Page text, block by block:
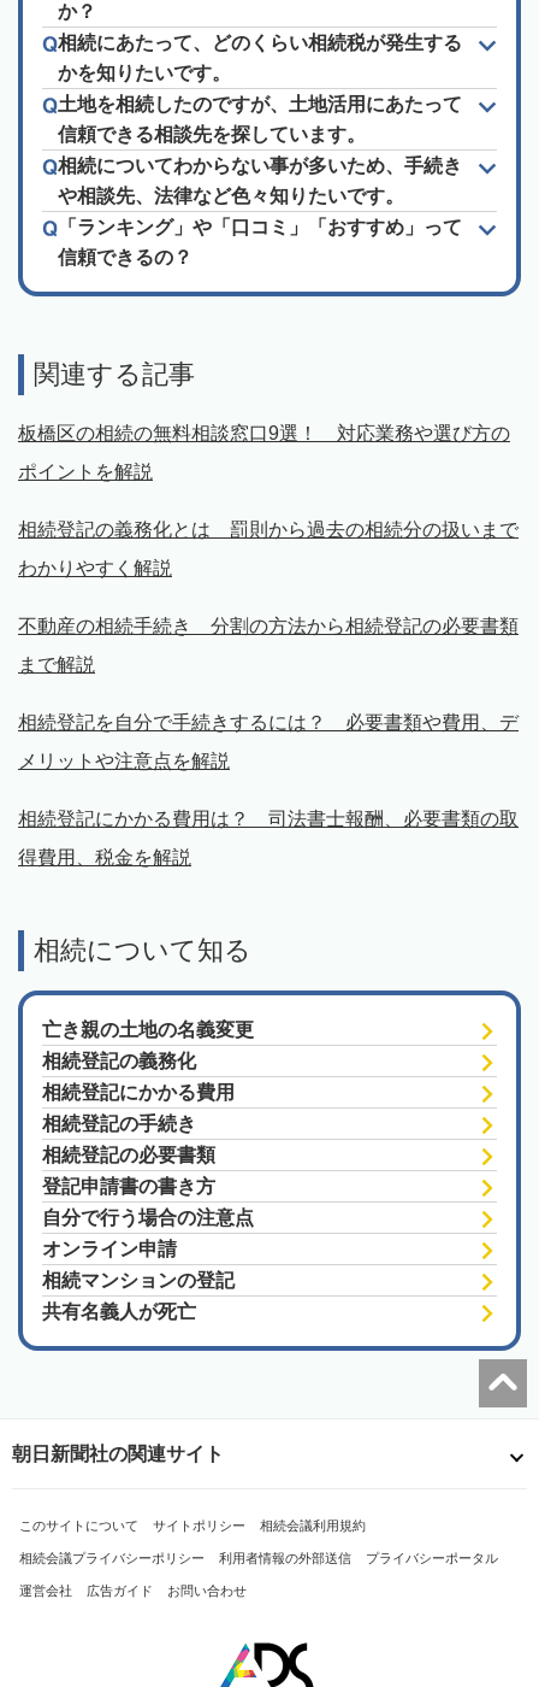
か？
相続にあたって、どのくらい相続税が発生する
かを知りたいです。
土地を相続したのですが、土地活用にあたって
信頼できる相談先を探しています。
相続についてわからない事が多いため、手続き
や相談先、法律など色々知りたいです。
「ランキング」や「口コミ」「おすすめ」って
信頼できるの？
関連する記事
板橋区の相続の無料相談窓口9選！ 対応業務や選び方の
ポイントを解説
相続登記の義務化とは 罰則から過去の相続分の扱いまで
わかりやすく解説
不動産の相続手続き 分割の方法から相続登記の必要書類
まで解説
相続登記を自分で手続きするには？ 必要書類や費用、デ
メリットや注意点を解説
相続登記にかかる費用は？ 司法書士報酬、必要書類の取
得費用、税金を解説
相続について知る
亡き親の土地の名義変更
相続登記の義務化
相続登記にかかる費用
相続登記の手続き
相続登記の必要書類
登記申請書の書き方
自分で行う場合の注意点
オンライン申請
相続マンションの登記
共有名義人が死亡
朝日新聞社の関連サイト
このサイトについて サイトポリシー 相続会議利用規約
相続会議プライバシーポリシー 利用者情報の外部送信 プライバシーポータル
運営会社 広告ガイド お問い合わせ